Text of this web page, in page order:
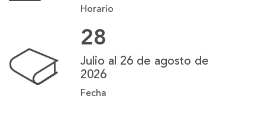
Horario
28
Julio al 26 de agosto de
2026
Fecha